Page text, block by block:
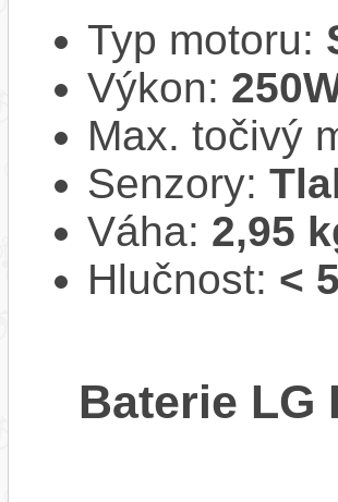
Typ motoru:
Výkon:
Max. točivý
Senzory:
Váha: 2,95
Hlučnost: <
Baterie LG